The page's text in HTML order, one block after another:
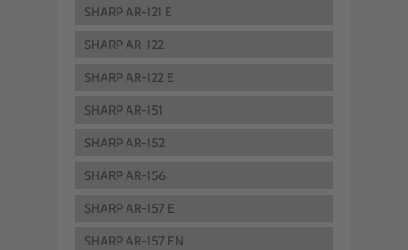
SHARP AR-121 E
SHARP AR-122
SHARP AR-122 E
SHARP AR-151
SHARP AR-152
SHARP AR-156
SHARP AR-157 E
SHARP AR-157 EN